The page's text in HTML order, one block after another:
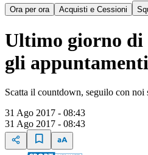
Ora per ora Acquisti e Cessioni
Ultimo giorno
gli
Scatta il countdown, seguilo con noi
31 Ago 2017 - 08:43
31 Ago 2017 - 08:43